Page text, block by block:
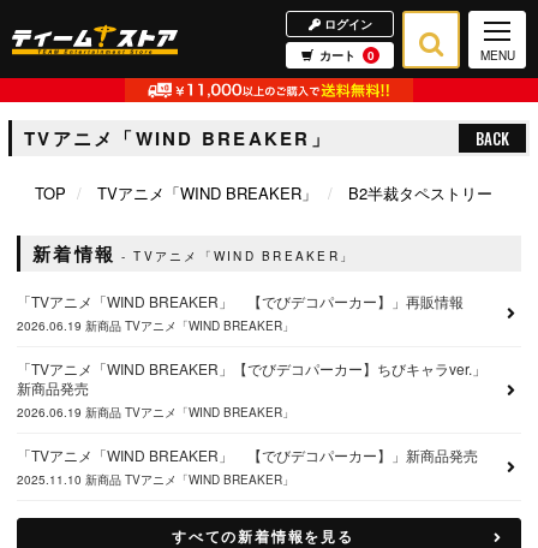
ログイン
カート
0 MENU
TVアニメ「WIND BREAKER」 BACK
TOP TVアニメ「WIND BREAKER」 B2半裁タペストリー
新着情報 TVアニメ「WIND BREAKER」
「TVアニメ「WIND BREAKER」 【でびデコパーカー】」再販情報
2026.06.19 新商品 TVアニメ「WIND BREAKER」
「TVアニメ「WIND BREAKER」【でびデコパーカー】ちびキャラver.」
新商品発売
2026.06.19 新商品 TVアニメ「WIND BREAKER」
「TVアニメ「WIND BREAKER」 【でびデコパーカー】」新商品発売
2025.11.10 新商品 TVアニメ「WIND BREAKER」
すべての新着情報を見る